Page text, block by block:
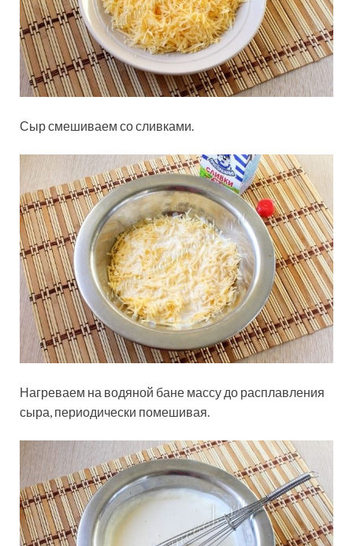
Сыр смешиваем со сливками.
Нагреваем на водяной бане массу до расплавления
сыра, периодически помешивая.